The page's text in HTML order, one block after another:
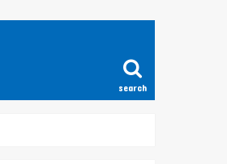
search